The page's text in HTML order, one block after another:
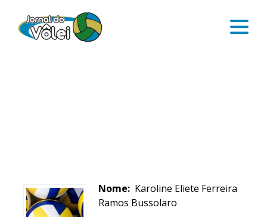
Nome: Karoline Eliete Ferreira
Ramos Bussolaro